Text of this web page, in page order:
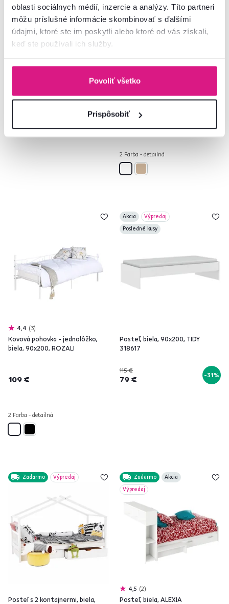
oblasti sociálnych médií, inzercie a analýzy. Títo partneri
môžu príslušné informácie skombinovať s ďalšími
údajmi, ktoré ste im poskytli alebo ktoré od vás získali,
keď ste používali ich služby.
Povoliť všetko
Prispôsobiť
4,0 1
Posteľ 2S, 90x200 biela, ERODIN
5,0 2
Posteľ, biela, 90x200, LIVIO
129 €
2 Farba - detailná
4,4 3
Kovová pohovka - jednolôžko,
biela, 90x200, ROZALI
109 €
2 Farba - detailná
Akcia
Výpredaj
Posledné kusy
Posteľ, biela, 90x200, TIDY
318617
115 €
79 € -31%
Zadarmo Výpredaj
Posteľ s 2 kontajnermi, biela,
Zadarmo
Akcia
Výpredaj
4,5 2
Posteľ, biela, ALEXIA